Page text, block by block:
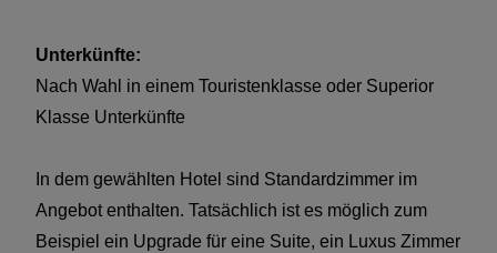
Unterkünfte:
Nach Wahl in einem Touristenklasse oder Superior
Klasse Unterkünfte
In dem gewählten Hotel sind Standardzimmer im
Angebot enthalten. Tatsächlich ist es möglich zum
Beispiel ein Upgrade für eine Suite, ein Luxus Zimmer